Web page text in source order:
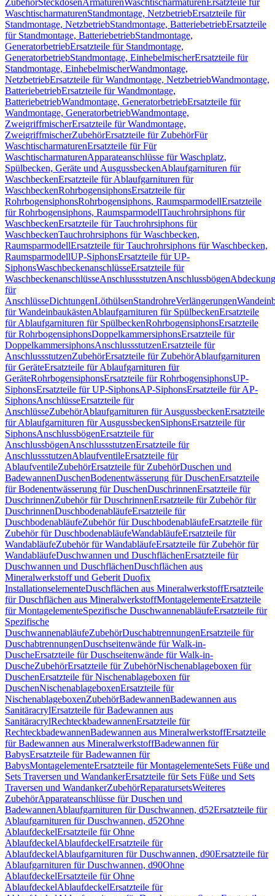
ZubehörSteckdosenArmaturenWaschtischarmaturen Ersatzteile für
WaschtischarmaturenStandmontage, NetzbetriebErsatzteile für
Standmontage, NetzbetriebStandmontage, BatteriebetriebErsatzteile
für Standmontage, BatteriebetriebStandmontage,
GeneratorbetriebErsatzteile für Standmontage,
GeneratorbetriebStandmontage, EinhebelmischerErsatzteile für
Standmontage, EinhebelmischerWandmontage,
NetzbetriebErsatzteile für Wandmontage, NetzbetriebWandmontage,
BatteriebetriebErsatzteile für Wandmontage,
BatteriebetriebWandmontage, GeneratorbetriebErsatzteile für
Wandmontage, GeneratorbetriebWandmontage,
ZweigriffmischerErsatzteile für Wandmontage,
ZweigriffmischerZubehörErsatzteile für ZubehörFür
WaschtischarmaturenErsatzteile für Für
WaschtischarmaturenApparateanschlüsse für Waschplatz,
Spülbecken, Geräte und AusgussbeckenAblaufgarnituren für
WaschbeckenErsatzteile für Ablaufgarnituren für
WaschbeckenRohrbogensiphonsErsatzteile für
RohrbogensiphonsRohrbogensiphons, RaumsparmodellErsatzteile
für Rohrbogensiphons, RaumsparmodellTauchrohrsiphons für
WaschbeckenErsatzteile für Tauchrohrsiphons für
WaschbeckenTauchrohrsiphons für Waschbecken,
RaumsparmodellErsatzteile für Tauchrohrsiphons für Waschbecken,
RaumsparmodellUP-SiphonsErsatzteile für UP-
SiphonsWaschbeckenanschlüsseErsatzteile für
WaschbeckenanschlüsseAnschlussstutzenAnschlussbögen
für
AnschlüsseDichtungenLöthülsenStandrohreVerlängerungen
für WandeinbaukästenAblaufgarnituren für SpülbeckenErsatzteile
für Ablaufgarnituren für SpülbeckenRohrbogensiphonsErsatzteile
für RohrbogensiphonsDoppelkammersiphonsErsatzteile für
DoppelkammersiphonsAnschlussstutzenErsatzteile für
AnschlussstutzenZubehörErsatzteile für ZubehörAblaufgarnituren
für GeräteErsatzteile für Ablaufgarnituren für
GeräteRohrbogensiphonsErsatzteile für RohrbogensiphonsUP-
SiphonsErsatzteile für UP-SiphonsAP-SiphonsErsatzteile für AP-
SiphonsAnschlüsseErsatzteile für
AnschlüsseZubehörAblaufgarnituren für AusgussbeckenErsatzteile
für Ablaufgarnituren für AusgussbeckenSiphonsErsatzteile für
SiphonsAnschlussbögenErsatzteile für
AnschlussbögenAnschlussstutzenErsatzteile für
AnschlussstutzenAblaufventileErsatzteile für
AblaufventileZubehörErsatzteile für ZubehörDuschen und
BadewannenDuschenBodenentwässerung für DuschenErsatzteile
für Bodenentwässerung für DuschenDuschrinnenErsatzteile für
DuschrinnenZubehör für DuschrinnenErsatzteile für Zubehör für
DuschrinnenDuschbodenabläufeErsatzteile für
DuschbodenabläufeZubehör für DuschbodenabläufeErsatzteile für
Zubehör für DuschbodenabläufeWandabläufeErsatzteile für
WandabläufeZubehör für WandabläufeErsatzteile für Zubehör für
WandabläufeDuschwannen und DuschflächenErsatzteile für
Duschwannen und DuschflächenDuschflächen aus
Mineralwerkstoff und Geberit Duofix
InstallationselementeDuschflächen aus MineralwerkstoffErsatzteile
für Duschflächen aus MineralwerkstoffMontagelementeErsatzteile
für MontagelementeSpezifische DuschwannenabläufeErsatzteile für
Spezifische
DuschwannenabläufeZubehörDuschabtrennungenErsatzteile für
DuschabtrennungenDuschseitenwände für Walk-in-
DuscheErsatzteile für Duschseitenwände für Walk-in-
DuscheZubehörErsatzteile für ZubehörNischenablageboxen für
DuschenErsatzteile für Nischenablageboxen für
DuschenNischenablageboxenErsatzteile für
NischenablageboxenZubehörBadewannenBadewannen aus
SanitäracrylErsatzteile für Badewannen aus
SanitäracrylRechteckbadewannenErsatzteile für
RechteckbadewannenBadewannen aus MineralwerkstoffErsatzteile
für Badewannen aus MineralwerkstoffBadewannen für
BabysErsatzteile für Badewannen für
BabysMontagelementeErsatzteile für MontagelementeSets Füße und
Sets Traversen und WandankerErsatzteile für Sets Füße und Sets
Traversen und WandankerZubehörReparatursetsWeiteres
ZubehörApparateanschlüsse für Duschen und
BadewannenAblaufgarnituren für Duschwannen, d52Ersatzteile für
Ablaufgarnituren für Duschwannen, d52Ohne
AblaufdeckelErsatzteile für Ohne
AblaufdeckelAblaufdeckelErsatzteile für
AblaufdeckelAblaufgarnituren für Duschwannen, d90Ersatzteile für
Ablaufgarnituren für Duschwannen, d90Ohne
AblaufdeckelErsatzteile für Ohne
AblaufdeckelAblaufdeckelErsatzteile für